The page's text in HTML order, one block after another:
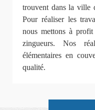
trouvent dans la ville
Pour réaliser les
nous mettons à
zingueurs. Nos
élémentaires en
qualité.